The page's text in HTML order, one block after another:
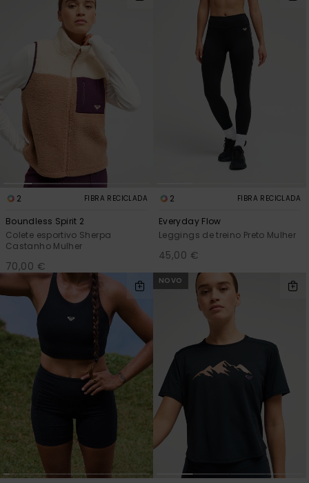
2 FIBRA RECICLADA
Boundless Spirit 2
Colete esportivo Sherpa
Castanho Mulher
70,00 €
2 FIBRA RECICLADA
Everyday Flow
Leggings de treino Preto Mulher
45,00 €
NOVO